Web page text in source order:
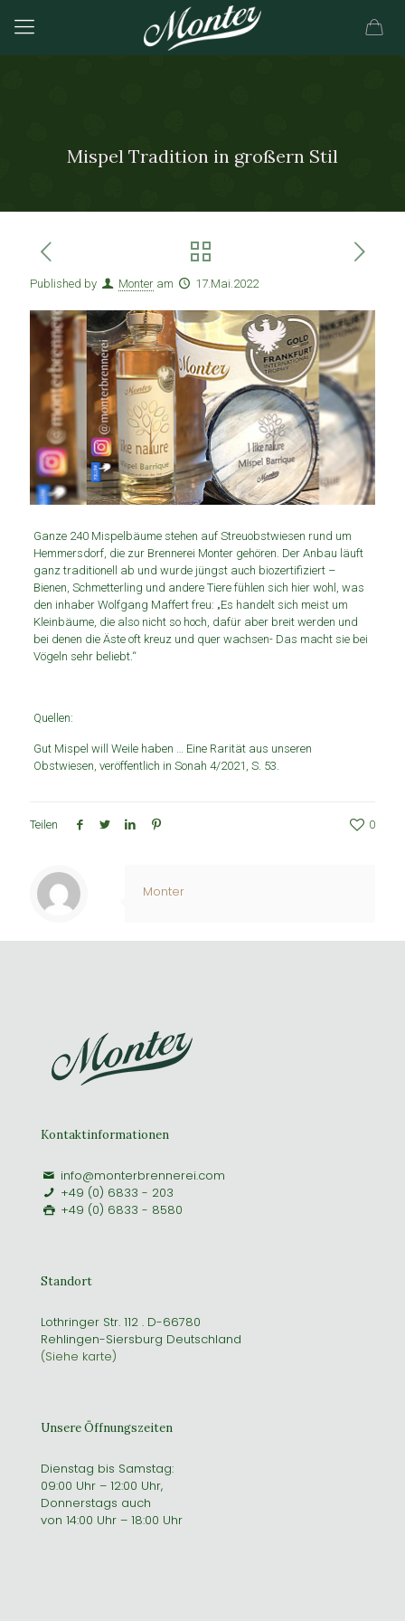
Mispel Tradition in großern Stil
Published by Monter am 17.Mai.2022
Ganze 240 Mispelbäume stehen auf Streuobstwiesen rund um
Hemmersdorf, die zur Brennerei Monter gehören. Der Anbau läuft
ganz traditionell ab und wurde jüngst auch biozertifiziert –
Bienen, Schmetterling und andere Tiere fühlen sich hier wohl, was
den inhaber Wolfgang Maffert freu: „Es handelt sich meist um
Kleinbäume, die also nicht so hoch, dafür aber breit werden und
bei denen die Äste oft kreuz und quer wachsen- Das macht sie bei
Vögeln sehr beliebt.“
Quellen:
Gut Mispel will Weile haben … Eine Rarität aus unseren
Obstwiesen, veröffentlich in Sonah 4/2021, S. 53.
Teilen 0
Monter
Kontaktinformationen
info@monterbrennerei.com
+49 (0) 6833 - 203
+49 (0) 6833 - 8580
Standort
Lothringer Str. 112 . D-66780
Rehlingen-Siersburg Deutschland
(Siehe karte)
Unsere Öffnungszeiten
Dienstag bis Samstag:
09:00 Uhr – 12:00 Uhr,
Donnerstags auch
von 14:00 Uhr – 18:00 Uhr